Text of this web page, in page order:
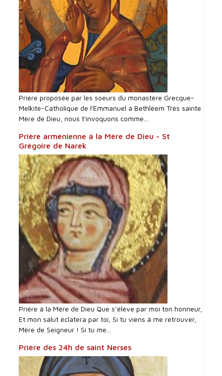
Prière proposée par les soeurs du monastère Grecque-
Melkite-Catholique de l'Emmanuel à Bethléem Très sainte
Mère de Dieu, nous t'invoquons comme...
Prière arménienne à la Mère de Dieu - St
Grégoire de Narek
Prière à la Mère de Dieu Que s’élève par moi ton honneur,
Et mon salut éclatera par toi, Si tu viens à me retrouver,
Mère de Seigneur ! Si tu me...
Prière des 24h de saint Nerses